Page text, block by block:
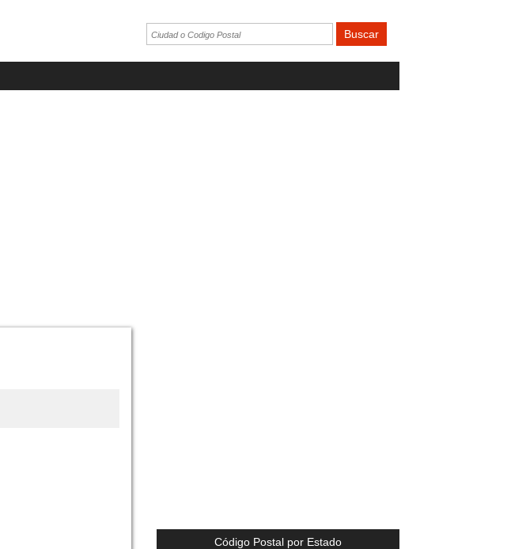
Código Postal por Estado